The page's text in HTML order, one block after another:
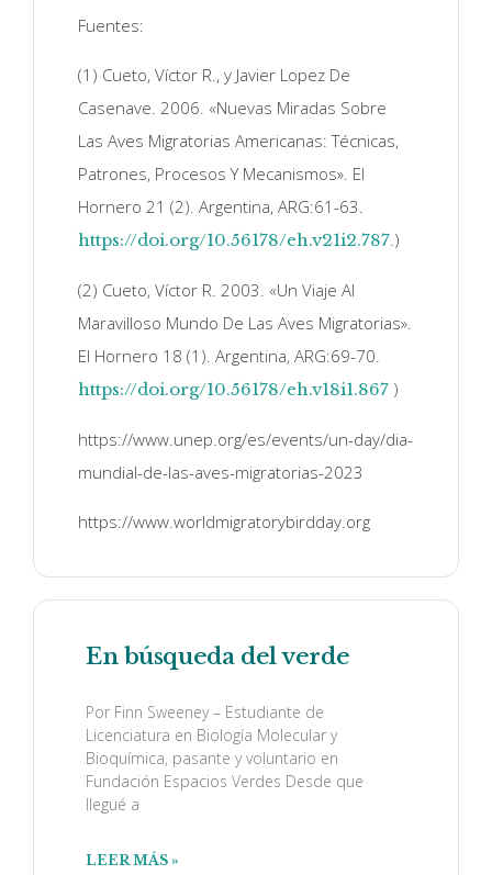
Fuentes:
(1) Cueto, Víctor R., y Javier Lopez De
Casenave. 2006. «Nuevas Miradas Sobre
Las Aves Migratorias Americanas: Técnicas,
Patrones, Procesos Y Mecanismos». El
Hornero 21 (2). Argentina, ARG:61-63.
https://doi.org/10.56178/eh.v21i2.787.)
(2) Cueto, Víctor R. 2003. «Un Viaje Al
Maravilloso Mundo De Las Aves Migratorias».
El Hornero 18 (1). Argentina, ARG:69-70.
https://doi.org/10.56178/eh.v18i1.867 )
https://www.unep.org/es/events/un-day/dia-
mundial-de-las-aves-migratorias-2023
https://www.worldmigratorybirdday.org
En búsqueda del verde
Por Finn Sweeney – Estudiante de
Licenciatura en Biología Molecular y
Bioquímica, pasante y voluntario en
Fundación Espacios Verdes Desde que
llegué a
LEER MÁS »